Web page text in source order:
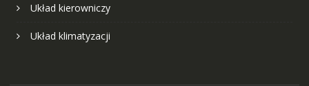
Układ kierowniczy
Układ klimatyzacji